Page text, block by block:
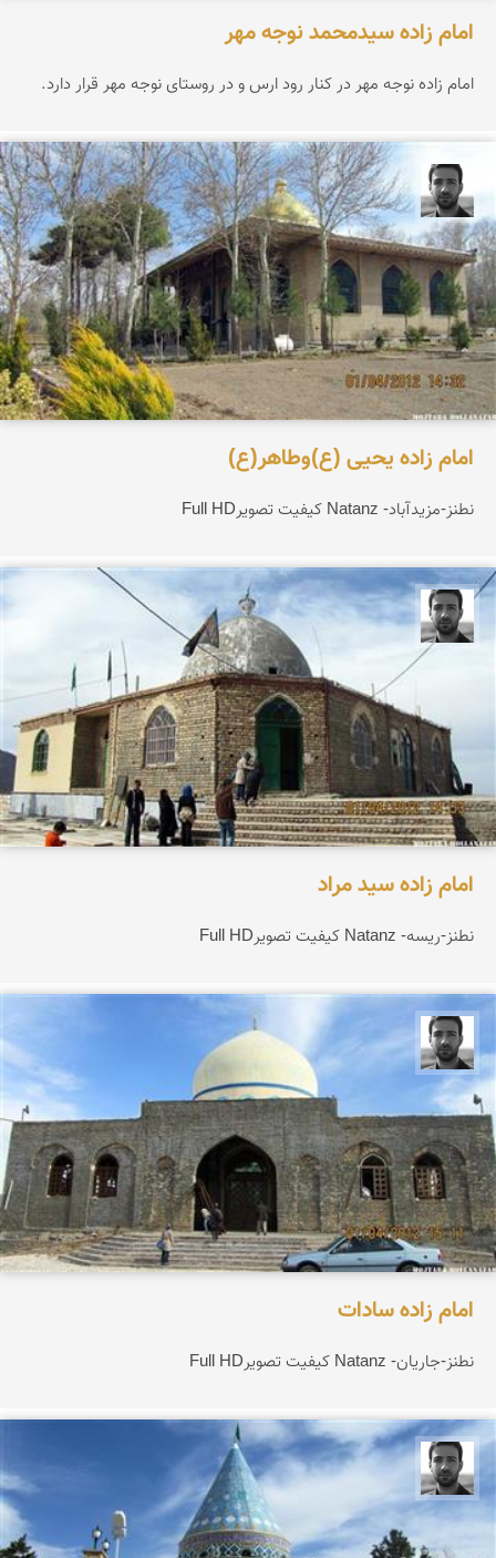
امام زاده سیدمحمد نوجه مهر
امام زاده نوجه مهر در كنار رود ارس و در روستای نوجه مهر قرار دارد.
مجتبی ملانظر
امام زاده یحیی (ع)وطاهر(ع)
نطنز-مزیدآباد- Natanz کیفیت تصویرFull HD
مجتبی ملانظر
امام زاده سید مراد
نطنز-ریسه- Natanz کیفیت تصویرFull HD
مجتبی ملانظر
امام زاده سادات
نطنز-جاریان- Natanz کیفیت تصویرFull HD
مجتبی ملانظر